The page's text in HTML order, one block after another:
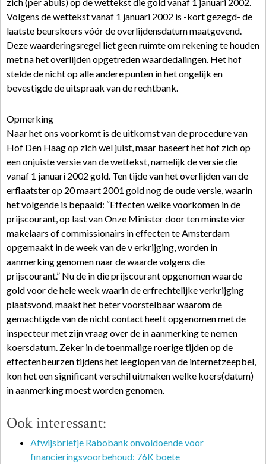
Volgens de wettekst vanaf 1 januari 2002 is -kort gezegd- de
laatste beurskoers vóór de overlijdensdatum maatgevend.
Deze waarderingsregel liet geen ruimte om rekening te houden
met na het overlijden opgetreden waardedalingen. Het hof
stelde de nicht op alle andere punten in het ongelijk en
bevestigde de uitspraak van de rechtbank.
Opmerking
Naar het ons voorkomt is de uitkomst van de procedure van
Hof Den Haag op zich wel juist, maar baseert het hof zich op
een onjuiste versie van de wettekst, namelijk de versie die
vanaf 1 januari 2002 gold. Ten tijde van het overlijden van de
erflaatster op 20 maart 2001 gold nog de oude versie, waarin
het volgende is bepaald: “Effecten welke voorkomen in de
prijscourant, op last van Onze Minister door ten minste vier
makelaars of commissionairs in effecten te Amsterdam
opgemaakt in de week van de v erkrijging, worden in
aanmerking genomen naar de waarde volgens die
prijscourant.” Nu de in die prijscourant opgenomen waarde
gold voor de hele week waarin de erfrechtelijke verkrijging
plaatsvond, maakt het beter voorstelbaar waarom de
gemachtigde van de nicht contact heeft opgenomen met de
inspecteur met zijn vraag over de in aanmerking te nemen
koersdatum. Zeker in de toenmalige roerige tijden op de
effectenbeurzen tijdens het leeglopen van de internetzeepbel,
kon het een significant verschil uitmaken welke koers(datum)
in aanmerking moest worden genomen.
Ook interessant:
Afwijsbriefje Rabobank onvoldoende voor
financieringsvoorbehoud: 76K boete